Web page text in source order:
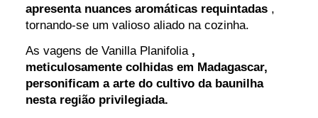
apresenta nuances aromáticas requintadas ,
tornando-se um valioso aliado na cozinha.
As vagens de Vanilla Planifolia ,
meticulosamente colhidas em Madagascar,
personificam a arte do cultivo da baunilha
nesta região privilegiada.